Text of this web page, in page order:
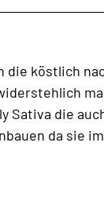
köstlich
die
da sie